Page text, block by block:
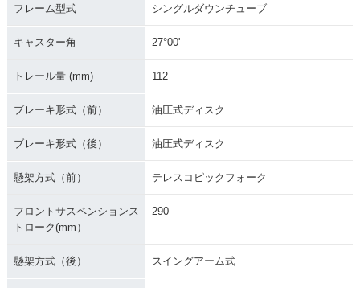
フレーム型式 シングルダウンチューブ
キャスター角 27°00'
トレール量 (mm) 112
ブレーキ形式（前） 油圧式ディスク
ブレーキ形式（後） 油圧式ディスク
懸架方式（前） テレスコピックフォーク
フロントサスペンションス
トローク(mm）
290
懸架方式（後） スイングアーム式